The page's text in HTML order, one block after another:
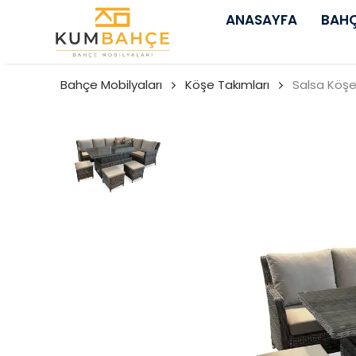
ANASAYFA
Bahçe Mobilyaları Köşe Takımları Salsa